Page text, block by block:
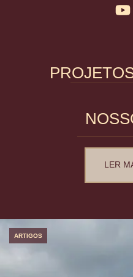
LER
ARTIGOS